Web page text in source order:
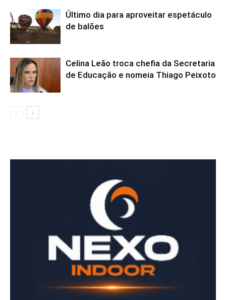
Último dia para aproveitar espetáculo
de balões
Celina Leão troca chefia da Secretaria
de Educação e nomeia Thiago Peixoto